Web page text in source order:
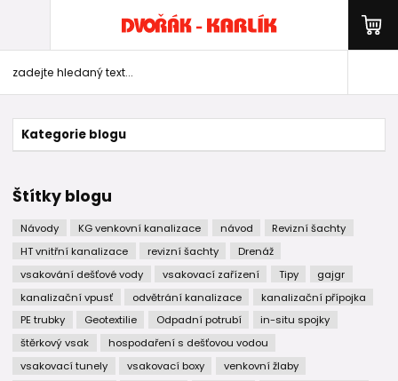
Kategorie blogu
Štítky blogu
Návody KG venkovní kanalizace návod
Revizní šachty
HT vnitřní kanalizace
revizní šachty
Drenáž
vsakování dešťové vody
vsakovací zařízení Tipy
gajgr
kanalizační vpusť
odvětrání kanalizace
kanalizační přípojka
PE trubky
Geotextilie Odpadní potrubí
in-situ spojky
štěrkový vsak
hospodaření s dešťovou vodou
vsakovací tunely
vsakovací boxy
venkovní žlaby